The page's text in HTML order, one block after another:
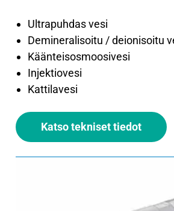
Ultrapuhdas vesi
Demineralisoitu / deionisoitu
Käänteisosmoosivesi
Injektiovesi
Kattilavesi
Katso tekniset tiedot